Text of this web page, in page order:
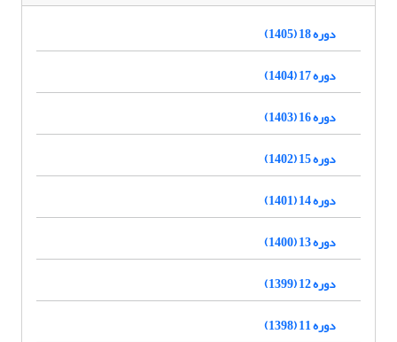
دوره 18 (1405)
دوره 17 (1404)
دوره 16 (1403)
دوره 15 (1402)
دوره 14 (1401)
دوره 13 (1400)
دوره 12 (1399)
دوره 11 (1398)